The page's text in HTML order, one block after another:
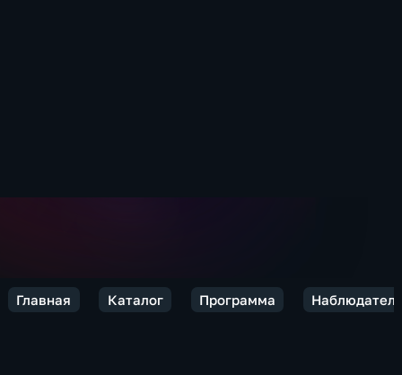
Главная Каталог Программа Наблюдатель